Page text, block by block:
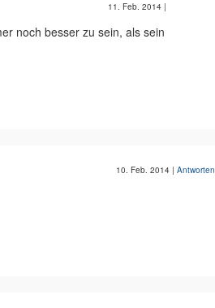
11. Feb. 2014 |
noch besser zu sein, als sein
10. Feb. 2014 | Antworten